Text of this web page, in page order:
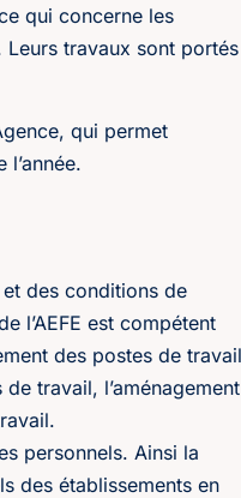
qui concerne les
Leurs travaux sont portés
qui permet
et des conditions de
l’AEFE est compétent
des postes de travail
travail, l’aménagement
personnels. Ainsi la
des établissements en